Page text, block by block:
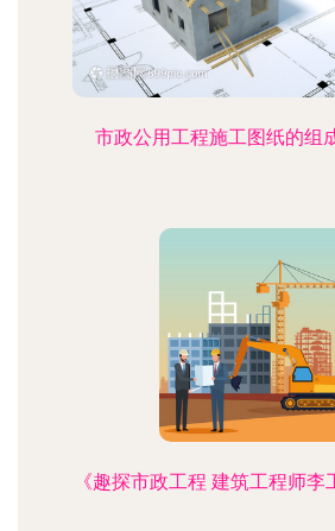
市政公用工程施工图纸的组
《趣探市政工程 建筑工程师李